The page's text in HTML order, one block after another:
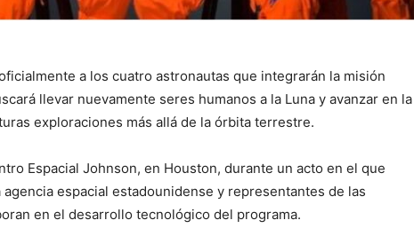
a los cuatro astronautas que integrarán la misión
llevar nuevamente seres humanos a la Luna y avanzar en la
exploraciones más allá de la órbita terrestre.
Espacial Johnson, en Houston, durante un acto en el que
espacial estadounidense y representantes de las
en el desarrollo tecnológico del programa.